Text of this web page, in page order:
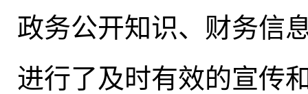
政务公开知识、财务信
进行了及时有效的宣传